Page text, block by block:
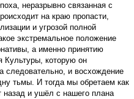
неразрывно связанная с
на краю пропасти,
и угрозой полной
экстремальное положение
а именно принятию
которую он
следовательно, и восхождение
тьмы. И тогда мы обретаем как
назад и ушёл с нашего плана